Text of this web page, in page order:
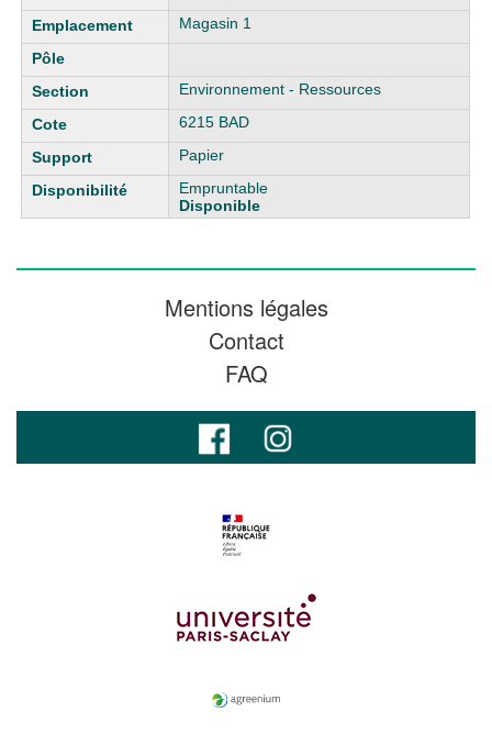
Magasin 1
Environnement - Ressources
6215 BAD
Papier
Empruntable
Disponible
Mentions légales
Contact
FAQ